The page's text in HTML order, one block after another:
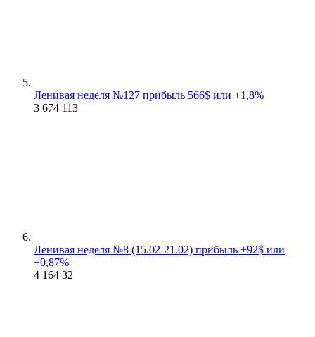
Ленивая неделя №127 прибыль 566$ или +1,8%
3 674 113
Ленивая неделя №8 (15.02-21.02) прибыль +92$ или
+0,87%
4 164 32